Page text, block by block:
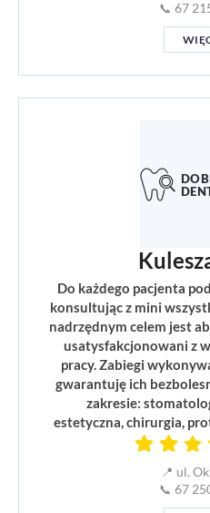
📞 67
Do każdego pacjenta
konsultując z mini
nadrzędnym celem jest
usatysfakcjonowani z
pracy. Zabiegi
gwarantuję ich
zakresie:
estetyczna, chirurgia,
📍 ul.
📞 67